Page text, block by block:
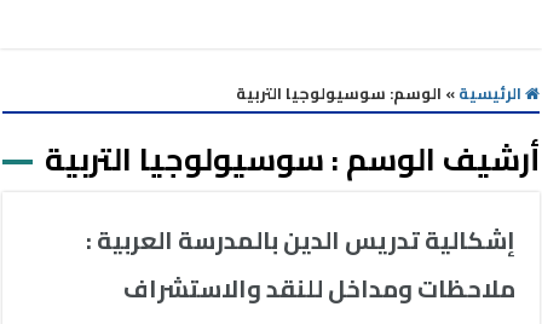
الرئيسية» الوسم: سوسيولوجيا التربية
أرشيف الوسم :سوسيولوجيا التربية
إشكالية تدريس الدين بالمدرسة العربية :
ملاحظات ومداخل للنقد والاستشراف